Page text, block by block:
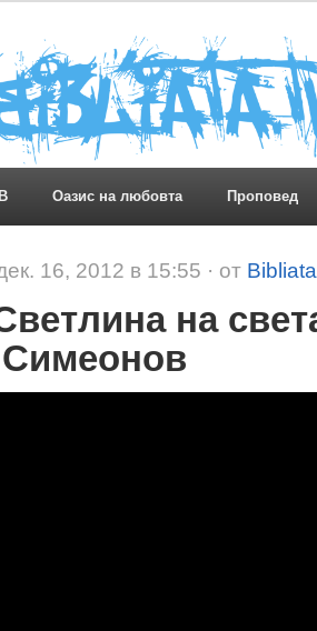
Оазис на любовта Проповед
16, 2012 в 15:55 · от
на